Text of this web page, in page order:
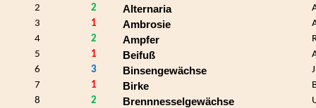
2
2 Alternaria
3
1 Ambrosie
4
2 Ampfer
5
1 Beifuß
6
3 Binsengewächse
7
1 Birke
8
2 Brennnesselgewächse